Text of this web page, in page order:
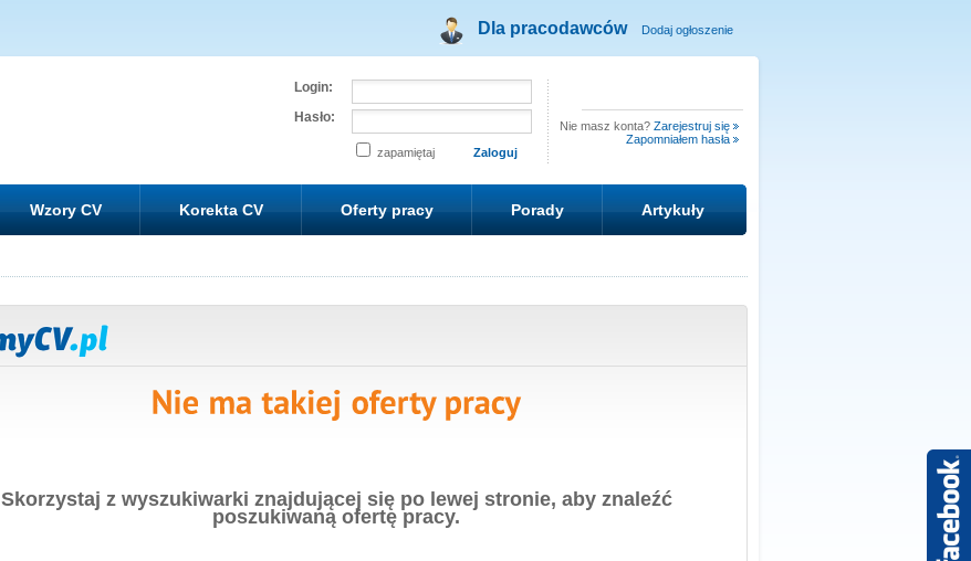
Dla pracodawców Dodaj ogłoszenie
Login:
Hasło:
zapamiętaj
Nie masz konta? Zarejestruj się
Zapomniałem hasła
Wzory CV Korekta CV Oferty pracy Porady Artykuły
Skorzystaj z wyszukiwarki znajdującej się po lewej stronie, aby znaleźć
poszukiwaną ofertę pracy.